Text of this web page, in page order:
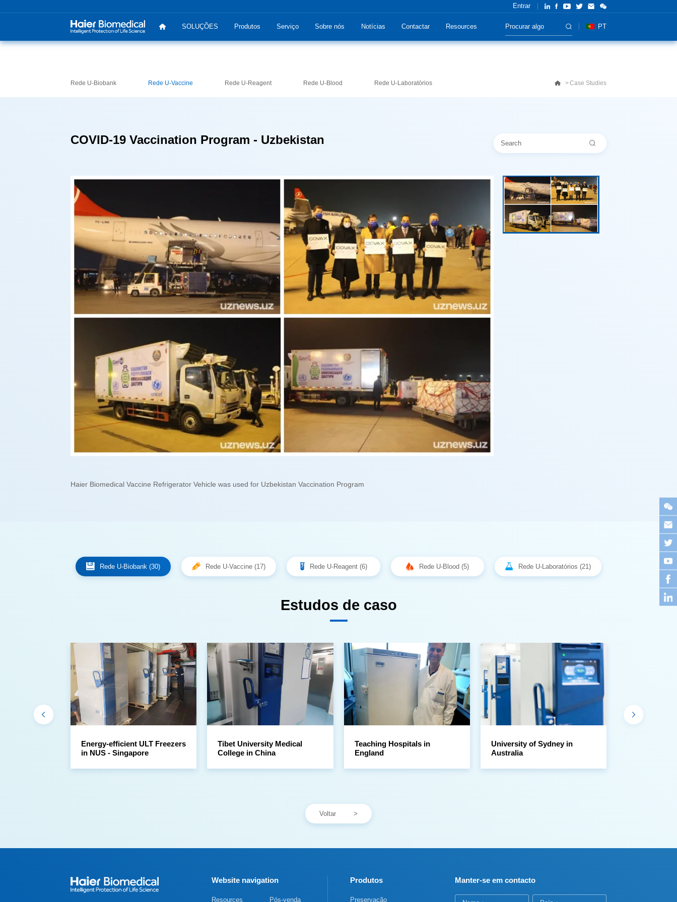
SOLUÇÕES Produtos Serviço Sobre nós Notícias Contactar Resources
Entrar
PT
Rede U-Biobank Rede U-Vaccine Rede U-Reagent Rede U-Blood Rede U-Laboratórios Case Studies
COVID-19 Vaccination Program - Uzbekistan
Haier Biomedical Vaccine Refrigerator Vehicle was used for Uzbekistan Vaccination Program
Rede U-Biobank (30) Rede U-Vaccine (17) Rede U-Reagent (6) Rede U-Blood (5) Rede U-Laboratórios (21)
Estudos de caso
in NUS - Singapore College in China England Australia
Voltar
Website navigation
Resources Pós-venda
Produtos
Preservação
Manter-se em contacto